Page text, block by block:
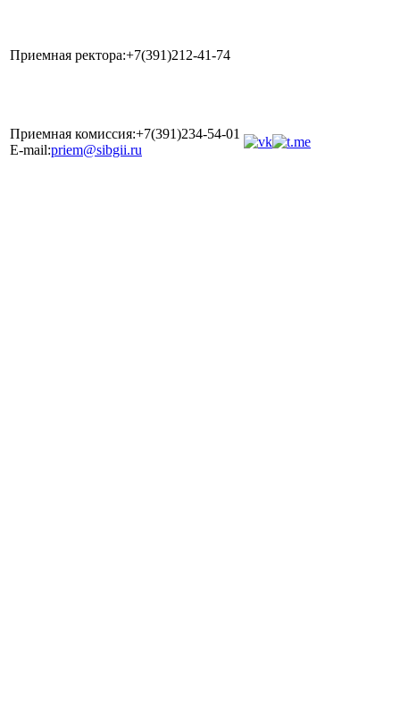
Приемная ректора:+7(391)212-41-74
Приемная комиссия:+7(391)234-54-01
E-mail:priem@sibgii.ru